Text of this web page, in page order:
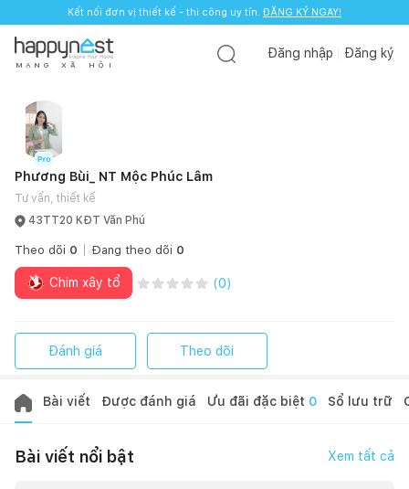
Kết nối đơn vị thiết kế - thi công uy tín. ĐĂNG KÝ NGAY!
M Ạ N G X Ã H Ộ I
Đăng nhập Đăng ký
Phương Bùi_ NT Mộc Phúc Lâm
Tư vấn, thiết kế
43TT20 KĐT Văn Phú
Theo dõi 0 Đang theo dõi 0
Chim xây tổ (0)
Đánh giá Theo dõi
Bài viết Được đánh giá Ưu đãi đặc biệt 0 Sổ lưu trữ
Bài viết nổi bật Xem tất cả